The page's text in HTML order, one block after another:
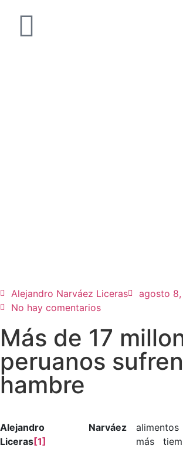
Alejandro Narváez Liceras agosto
No hay comentarios
Más de 17
peruanos sufren
hambre
Alejandro Narváez
Liceras [1]
más